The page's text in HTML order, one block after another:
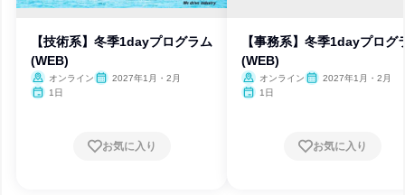
【技術系】冬季1dayプログラム
(WEB)
オンライン
2027年1月・2月
1日
お気に入り
【事務系】冬季1dayプログ
(WEB)
オンライン
2027年1月・2月
1日
お気に入り